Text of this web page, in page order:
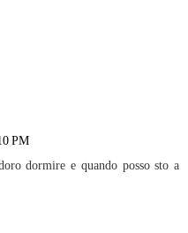
PM
dormire e quando posso sto a